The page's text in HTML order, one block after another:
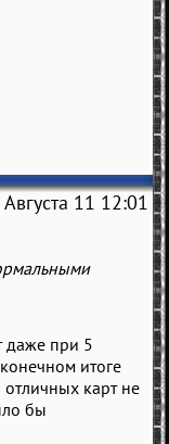
Августа 11 12:01
даже при 5
итоге
карт не
бы